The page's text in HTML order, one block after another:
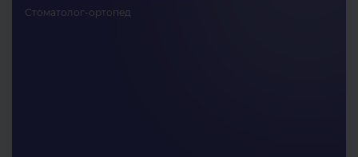
Стоматолог-ортопед